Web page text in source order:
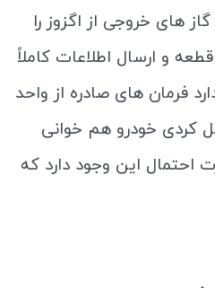
های خروجی از اگزوز را
و ارسال اطلاعات کاملاً
فرمان‌ های صادره از واحد
کردی خودرو هم ‌خوانی
احتمال این وجود دارد که